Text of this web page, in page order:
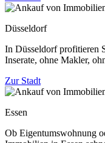
Düsseldorf
In Düsseldorf profitieren
Inserate, ohne Makler,
Zur Stadt
Essen
Ob Eigentumswohnung